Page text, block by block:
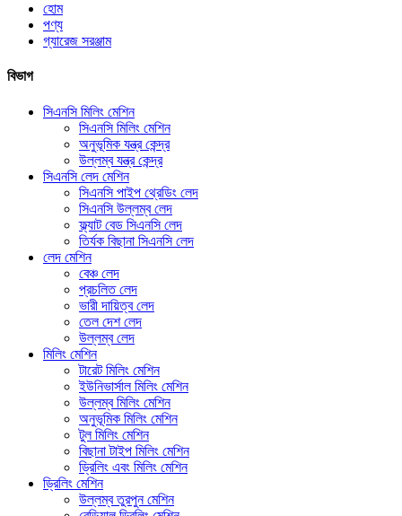
হোম
পণ্য
গ্যারেজ সরঞ্জাম
বিভাগ
সিএনসি মিলিং মেশিন
সিএনসি মিলিং মেশিন
অনুভূমিক যন্ত্র কেন্দ্র
উল্লম্ব যন্ত্র কেন্দ্র
সিএনসি লেদ মেশিন
সিএনসি পাইপ থ্রেডিং লেদ
সিএনসি উল্লম্ব লেদ
ফ্ল্যাট বেড সিএনসি লেদ
তির্যক বিছানা সিএনসি লেদ
লেদ মেশিন
বেঞ্চ লেদ
প্রচলিত লেদ
ভারী দায়িত্ব লেদ
তেল দেশ লেদ
উল্লম্ব লেদ
মিলিং মেশিন
টারেট মিলিং মেশিন
ইউনিভার্সাল মিলিং মেশিন
উল্লম্ব মিলিং মেশিন
অনুভূমিক মিলিং মেশিন
টুল মিলিং মেশিন
বিছানা টাইপ মিলিং মেশিন
ড্রিলিং এবং মিলিং মেশিন
ড্রিলিং মেশিন
উল্লম্ব তুরপুন মেশিন